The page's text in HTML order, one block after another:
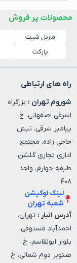
محصولات پر فروش
ماربل شیت
پارکت
راه های ارتباطی
شوروم تهران : بزرگراه
اشرفی اصفهانی، خ
پیامبر شرقی، نبش
حاجی زاده، مجتمع
اداری تجاری گلشن،
طبقه چهارم، واحد
۴۰۸
لینک لوکیشن
شعبه تهران
آدرس انبار : تهران،
احمدآباد مستوفی،
بلوار ابولقاسم، خ
صنوبر دوم شمالی، خ